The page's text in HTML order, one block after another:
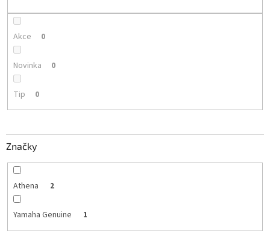
Akce 0
Novinka 0
Tip 0
Značky
Athena 2
Yamaha Genuine 1